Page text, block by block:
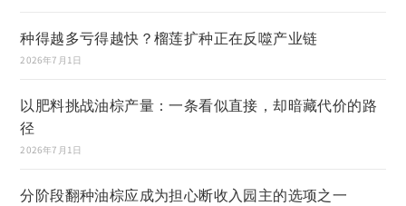
种得越多亏得越快？榴莲扩种正在反噬产业链
2026年7月1日
以肥料挑战油棕产量：一条看似直接，却暗藏代价的路
径
2026年7月1日
分阶段翻种油棕应成为担心断收入园主的选项之一